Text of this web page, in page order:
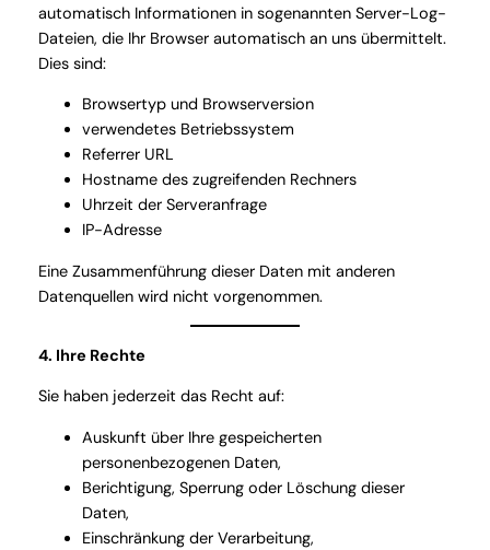
automatisch Informationen in sogenannten Server-Log-
Dateien, die Ihr Browser automatisch an uns übermittelt.
Dies sind:
Browsertyp und Browserversion
verwendetes Betriebssystem
Referrer URL
Hostname des zugreifenden Rechners
Uhrzeit der Serveranfrage
IP-Adresse
Eine Zusammenführung dieser Daten mit anderen
Datenquellen wird nicht vorgenommen.
4. Ihre Rechte
Sie haben jederzeit das Recht auf:
Auskunft über Ihre gespeicherten
personenbezogenen Daten,
Berichtigung, Sperrung oder Löschung dieser
Daten,
Einschränkung der Verarbeitung,